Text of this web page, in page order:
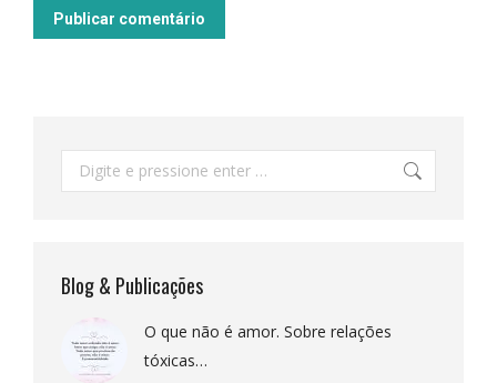
Publicar comentário
Pesquisar:
Blog & Publicações
O que não é amor. Sobre relações
tóxicas…